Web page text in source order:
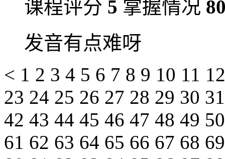
课程评分 5 掌握情况
发音有点难呀
< 1 2 3 4 5 6 7 8 9 10 11
23 24 25 26 27 28 29 30
42 43 44 45 46 47 48 49
61 62 63 64 65 66 67 68